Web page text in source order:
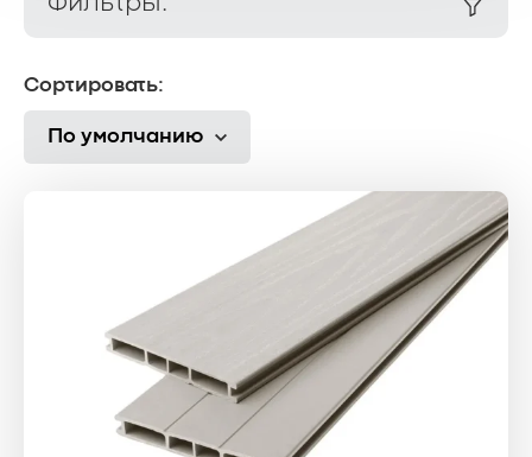
Сортировать:
По умолчанию